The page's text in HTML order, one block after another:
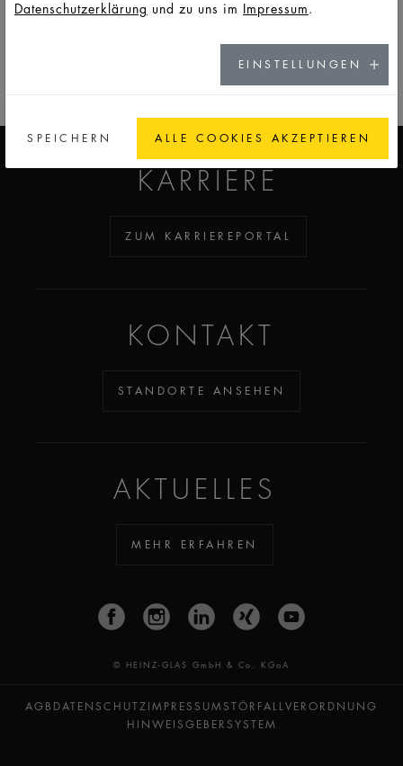
KARRIERE
ZUM KARRIEREPORTAL
KONTAKT
STANDORTE ANSEHEN
AKTUELLES
MEHR ERFAHREN
© HEINZ-GLAS GmbH & Co. KGaA
AGB DATENSCHUTZIMPRESSUMSTÖRFALLVERORDNUNG
HINWEISGEBERSYSTEM
Datenschutzerklärung und zu uns im Impressum.
EINSTELLUNGEN
SPEICHERN ALLE COOKIES AKZEPTIEREN